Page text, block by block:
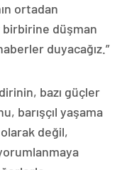
ortadan
birbirine düşman
duyacağız.”
bazı güçler
barışçıl yaşama
değil,